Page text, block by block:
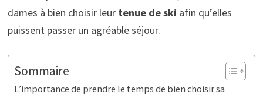
dames à bien choisir leurtenue de ski afin qu’elles
puissent passer un agréable séjour.
Sommaire
L’importance de prendre le temps de bien choisir sa